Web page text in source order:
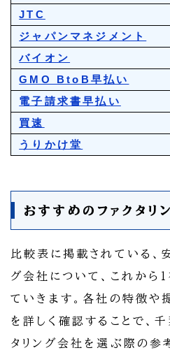
JTC
ジャパンマネジメント
バイオン
GMO BtoB早払い
電子請求書早払い
買速
うりかけ堂
おすすめのファクタリ
比較表に掲載されている、
グ会社について、これから
ていきます。各社の特徴や
を詳しく確認することで、
タリング会社を選ぶ際の参